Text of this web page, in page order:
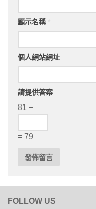
顯示名稱
個人網站網址
請提供答案
81 −
= 79